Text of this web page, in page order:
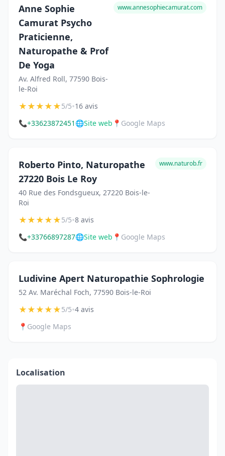
Anne Sophie
Camurat Psycho
Praticienne,
Naturopathe & Prof
De Yoga
Av. Alfred Roll, 77590 Bois-
le-Roi
www.annesophiecamurat.com
★★★★★5/5•16 avis
📞+33623872451 🌐Site web 📍 Google Maps
Roberto Pinto, Naturopathe
27220 Bois Le Roy
40 Rue des Fondsgueux, 27220 Bois-le-
Roi
www.naturob.fr
★★★★★5/5•8 avis
📞+33766897287🌐Site web 📍 Google Maps
Ludivine Apert Naturopathie Sophrologie
52 Av. Maréchal Foch, 77590 Bois-le-Roi
★★★★★5/5•4 avis
📍 Google Maps
Localisation